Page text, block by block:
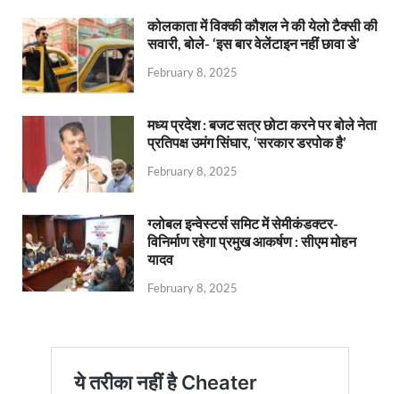
कोलकाता में विक्की कौशल ने की येलो टैक्सी की
सवारी, बोले- ‘इस बार वेलेंटाइन नहीं छावा डे’
February 8, 2025
मध्य प्रदेश : बजट सत्र छोटा करने पर बोले नेता
प्रतिपक्ष उमंग सिंघार, ‘सरकार डरपोक है’
February 8, 2025
ग्लोबल इन्वेस्टर्स समिट में सेमीकंडक्टर-
विनिर्माण रहेगा प्रमुख आकर्षण : सीएम मोहन
यादव
February 8, 2025